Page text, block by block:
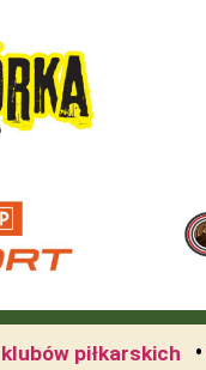
piłkarskich •